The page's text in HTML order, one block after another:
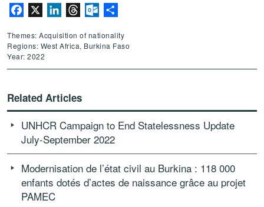
Facebook LinkedInThreadsOutlook.com
Themes: Acquisition of nationality
Regions: West Africa, Burkina Faso
Year: 2022
Related Articles
UNHCR Campaign to End Statelessness Update
July-September 2022
Modernisation de l’état civil au Burkina : 118 000
enfants dotés d’actes de naissance grâce au projet
PAMEC